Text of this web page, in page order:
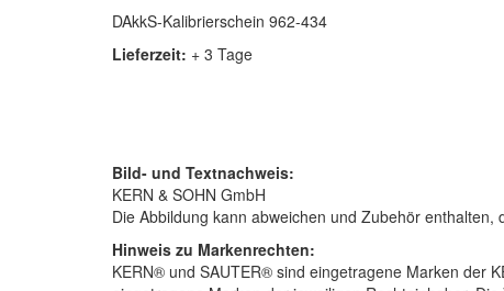
DAkkS-Kalibrierschein 962-434
Lieferzeit: + 3 Tage
Bild- und Textnachweis:
KERN & SOHN GmbH
Die Abbildung kann abweichen und Zubehör
Hinweis zu Markenrechten:
KERN® und SAUTER® sind eingetragene Marken der